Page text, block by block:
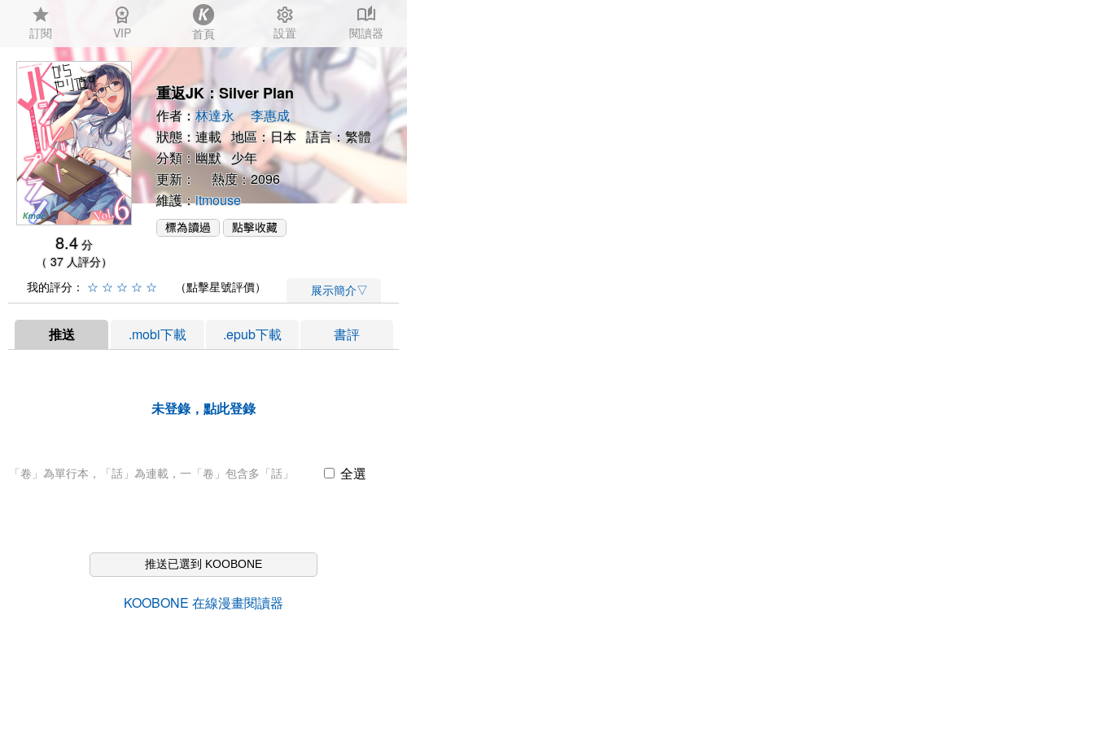
star
訂閱
workspace_premium
VIP 首頁
settings
設置
auto_stories
閱讀器
8.4 分
（ 37 人評分）
重返JK：Silver Plan
作者： 林達永
李惠成
狀態：連載 地區：日本 語言：繁體
分類： 幽默 少年
更新： 熱度：2096
維護：itmouse
我的評分： ☆ ☆ ☆ ☆ ☆ （點擊星號評價） 展示簡介▽
推送 .mobi下載 .epub下載 書評
未登錄，點此登錄
「卷」為單行本，「話」為連載，一「卷」包含多「話」 全選
推送已選到 KOOBONE
KOOBONE 在線漫畫閱讀器